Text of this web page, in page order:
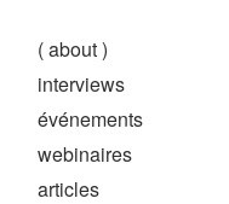
( about )
interviews
événements
webinaires
articles